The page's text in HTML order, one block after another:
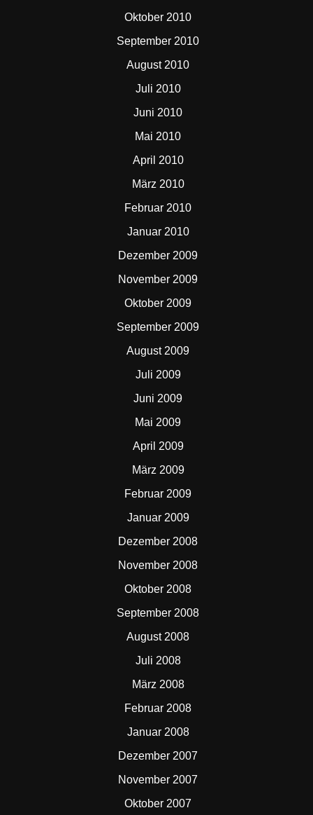
Oktober 2010
September 2010
August 2010
Juli 2010
Juni 2010
Mai 2010
April 2010
März 2010
Februar 2010
Januar 2010
Dezember 2009
November 2009
Oktober 2009
September 2009
August 2009
Juli 2009
Juni 2009
Mai 2009
April 2009
März 2009
Februar 2009
Januar 2009
Dezember 2008
November 2008
Oktober 2008
September 2008
August 2008
Juli 2008
März 2008
Februar 2008
Januar 2008
Dezember 2007
November 2007
Oktober 2007